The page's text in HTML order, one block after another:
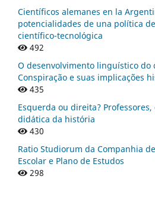
Científicos alemanes en la
potencialidades de una política
científico-tecnológica
492
O desenvolvimento linguístico do
Conspiração e suas implicações
435
Esquerda ou direita?
didática da história
430
Ratio Studiorum da Companhia
Escolar e Plano de Estudos
298